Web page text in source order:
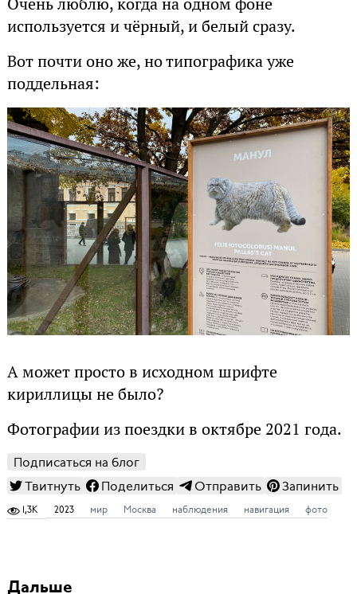
используется и чёрный, и белый сразу.
Вот почти оно же, но типографика уже
поддельная:
А может просто в исходном шрифте
кириллицы не было?
Фотографии из поездки в октябре 2021 года.
Подписаться на блог
Твитнуть
Поделиться Отправить Запинить
1,3K 2023 мир Москва наблюдения навигация фото
Дальше